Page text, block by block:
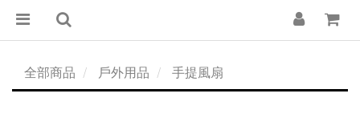
全部商品 戶外用品 手提風扇